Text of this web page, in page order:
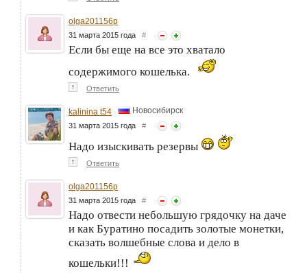
olga201156p
31 марта 2015 года #
Если бы еще на все это хватало
содержимого кошелька.
↑ Ответить
kalinina t54 Новосибирск
31 марта 2015 года #
Надо изыскивать резервы
↑ Ответить
olga201156p
31 марта 2015 года #
Надо отвести небольшую грядочку на даче
и как Буратино посадить золотые монетки,
сказать волшебные слова и дело в
кошельки!!!